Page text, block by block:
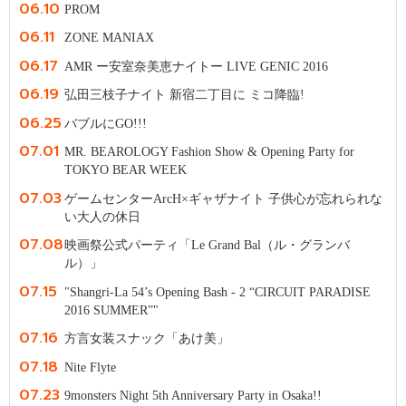
06.10 PROM
06.11 ZONE MANIAX
06.17 AMR ー安室奈美恵ナイトー LIVE GENIC 2016
06.19 弘田三枝子ナイト 新宿二丁目に ミコ降臨!
06.25 バブルにGO!!!
07.01 MR. BEAROLOGY Fashion Show & Opening Party for
TOKYO BEAR WEEK
07.03 ゲームセンターArcH×ギャザナイト 子供心が忘れられな
い大人の休日
07.08映画祭公式パーティ「Le Grand Bal（ル・グランバ
ル）」
07.15
"Shangri-La 54’s Opening Bash - 2 “CIRCUIT PARADISE
2016 SUMMER”"
07.16 方言女装スナック「あけ美」
07.18 Nite Flyte
07.23 9monsters Night 5th Anniversary Party in Osaka!!